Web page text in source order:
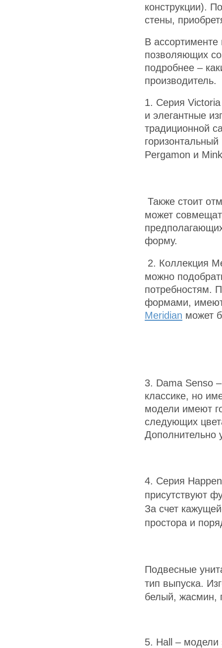
конструкции).
стены,
В
позволяющих
подробнее –
производитель.
1. Серия
и элегантные
традиционной
Pergamon и
Также стоит
может
форму.
2. Коллекция
можно
потребностям.
формами, имеют
Meridian может
3. Dama Senso
классике, но
модели имеют
следующих
Дополнительно
4. Серия
присутствуют
За счет
простора и
Подвесные
тип выпуска.
белый, жасмин,
5. Hall – модели